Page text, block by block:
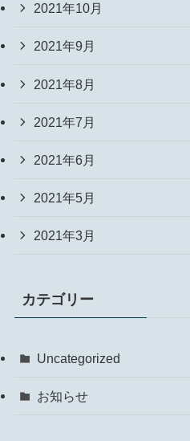
2021年10月
2021年9月
2021年8月
2021年7月
2021年6月
2021年5月
2021年3月
カテゴリー
Uncategorized
お知らせ